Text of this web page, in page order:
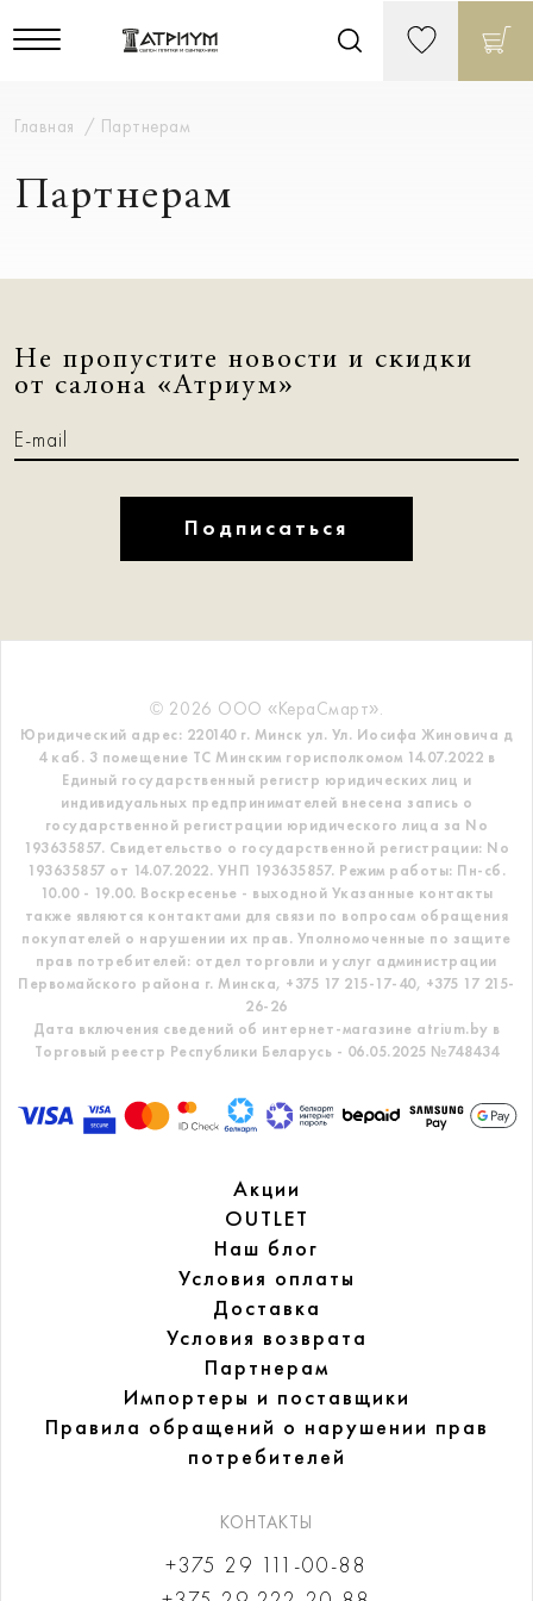
Главная Партнерам
Партнерам
Не пропустите новости и скидки
от салона «Атриум»
Подписаться
© 2026 ООО «КераСмарт».
Юридический адрес: 220140 г. Минск ул. Ул. Иосифа Жиновича д
4 каб. 3 помещение ТС Минским горисполкомом 14.07.2022 в
Единый государственный регистр юридических лиц и
индивидуальных предпринимателей внесена запись о
государственной регистрации юридического лица за No
193635857. Свидетельство о государственной регистрации: No
193635857 от 14.07.2022. УНП 193635857. Режим работы: Пн-сб.
10.00 - 19.00. Воскресенье - выходной Указанные контакты
также являются контактами для связи по вопросам обращения
покупателей о нарушении их прав. Уполномоченные по защите
прав потребителей: отдел торговли и услуг администрации
Первомайского района г. Минска, +375 17 215-17-40, +375 17 215-
26-26
Дата включения сведений об интернет-магазине atrium.by в
Торговый реестр Республики Беларусь - 06.05.2025 №748434
Акции
OUTLET
Наш блог
Условия оплаты
Доставка
Условия возврата
Партнерам
Импортеры и поставщики
Правила обращений о нарушении прав
потребителей
КОНТАКТЫ
+375 29 111-00-88